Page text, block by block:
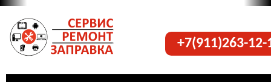
+7(911)263-